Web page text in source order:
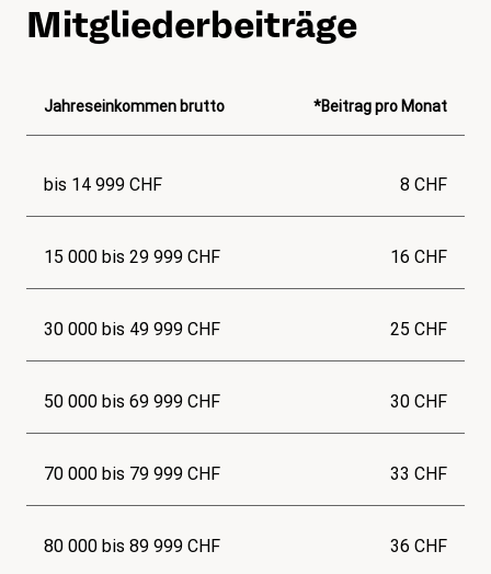
Mitgliederbeiträge
Jahreseinkommen brutto *Beitrag pro Monat
bis 14 999 CHF 8 CHF
15 000 bis 29 999 CHF 16 CHF
30 000 bis 49 999 CHF 25 CHF
50 000 bis 69 999 CHF 30 CHF
70 000 bis 79 999 CHF 33 CHF
80 000 bis 89 999 CHF 36 CHF